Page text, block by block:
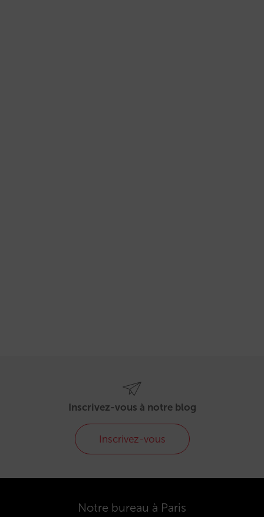
Inscrivez-vous à notre blog
Inscrivez-vous
Notre bureau à Paris